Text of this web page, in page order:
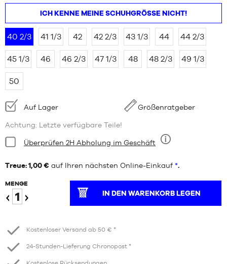
ICH KENNE MEINE SCHUHGRÖSSE NICHT!
40 2/3 41 1/3 42 42 2/3 43 1/3 44 44 2/3
45 1/3 46 46 2/3 47 1/3 48 48 2/3 49 1/3
50
Verfügbarkeit:
Auf Lager Größenratgeber
Achtung: Letzte verfügbare Teile!
Bedingung:
Neun
Überprüfen 2H Abholung im Geschäft
Treue: 1,00 € auf Ihren nächsten Online-Einkauf *.
MENGE
IN DEN WARENKORB LEGEN
Kostenloser Versand ab 50 € *
24-Stunden-Lieferung Chronopost *